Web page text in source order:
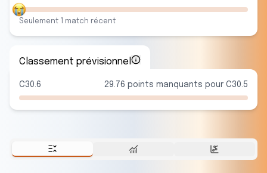
Seulement match récent
Classement prévisionnel
C30.6 29.76 points manquants pour C30.5